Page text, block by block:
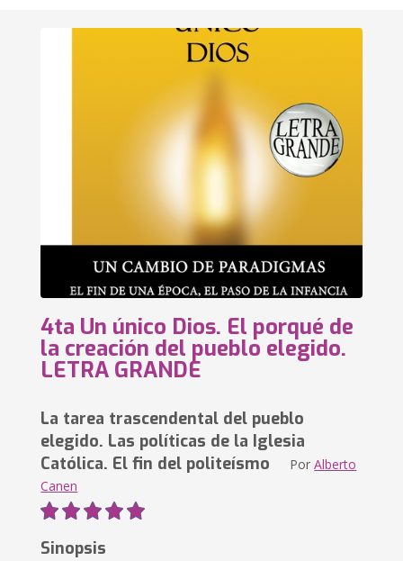
4ta Un único Dios. El porqué de
la creación del pueblo elegido.
LETRA GRANDE
La tarea trascendental del pueblo
elegido. Las políticas de la Iglesia
Católica. El fin del politeísmo PorAlberto
Canen
Sinopsis